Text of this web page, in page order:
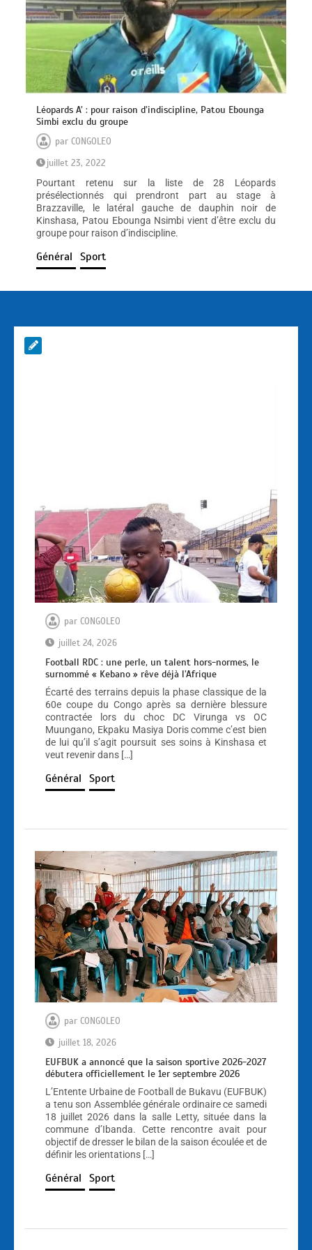
Léopards A’ : pour raison d’indiscipline, Patou Ebounga
Simbi exclu du groupe
parCONGOLEO
juillet 23, 2022
Pourtant retenu sur la liste de 28 Léopards
présélectionnés qui prendront part au stage à
Brazzaville, le latéral gauche de dauphin noir de
Kinshasa, Patou Ebounga Nsimbi vient d’être exclu du
groupe pour raison d’indiscipline.
Général Sport
par CONGOLEO
juillet 24, 2026
Football RDC : une perle, un talent hors-normes, le
surnommé « Kebano » rêve déjà l’Afrique
Écarté des terrains depuis la phase classique de la
60e coupe du Congo après sa dernière blessure
contractée lors du choc DC Virunga vs OC
Muungano, Ekpaku Masiya Doris comme c’est bien
de lui qu’il s’agit poursuit ses soins à Kinshasa et
veut revenir dans […]
Général Sport
par CONGOLEO
juillet 18, 2026
EUFBUK a annoncé que la saison sportive 2026-2027
débutera officiellement le 1er septembre 2026
L’Entente Urbaine de Football de Bukavu (EUFBUK)
a tenu son Assemblée générale ordinaire ce samedi
18 juillet 2026 dans la salle Letty, située dans la
commune d’Ibanda. Cette rencontre avait pour
objectif de dresser le bilan de la saison écoulée et de
définir les orientations […]
Général Sport